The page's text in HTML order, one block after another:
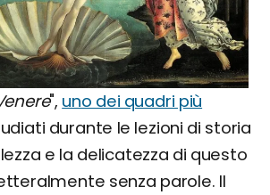
", uno dei quadri più
durante le lezioni di storia
e la delicatezza di questo
senza parole. Il